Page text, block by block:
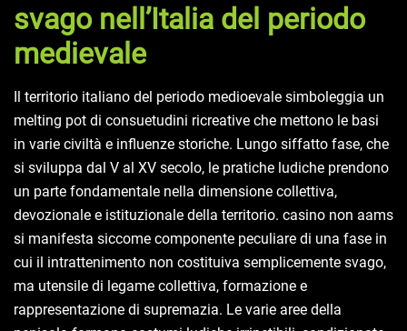
svago nell’Italia del periodo
medievale
Il territorio italiano del periodo medioevale simboleggia un
melting pot di consuetudini ricreative che mettono le basi
in varie civiltà e influenze storiche. Lungo siffatto fase, che
si sviluppa dal V al XV secolo, le pratiche ludiche prendono
un parte fondamentale nella dimensione collettiva,
devozionale e istituzionale della territorio. casino non aams
si manifesta siccome componente peculiare di una fase in
cui il intrattenimento non costituiva semplicemente svago,
ma utensile di legame collettiva, formazione e
rappresentazione di supremazia. Le varie aree della